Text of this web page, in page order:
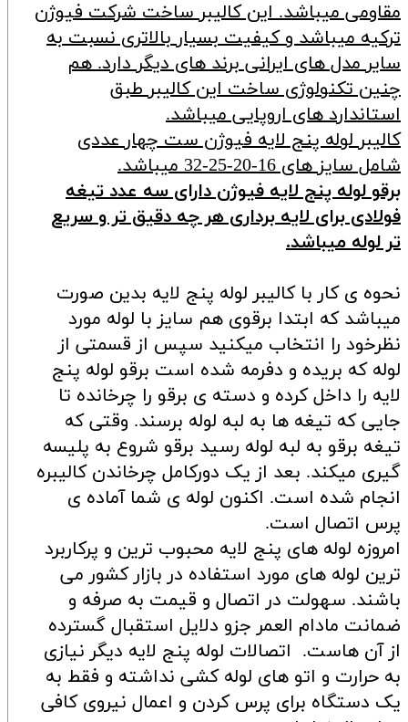
مقاومی میباشد. این کالیبر ساخت شرکت فیوژن
ترکیه میباشد و کیفیت بسیار بالاتری نسبت به
سایر مدل های ایرانی برند های دیگر دارد. هم
چنین تکنولوژی ساخت این کالیبر طبق
استاندارد های اروپایی میباشد.
کالیبر لوله پنج لایه فیوژن ست چهار عددی
شامل سایز های 16-20-25-32 میباشد.
برقو لوله پنج لایه فیوژن دارای سه عدد تیغه
فولادی برای لایه برداری هر چه دقیق تر و سریع
تر لوله میباشد.
نحوه ی کار با کالیبر لوله پنج لایه بدین صورت
میباشد که ابتدا برقوی هم سایز با لوله مورد
نظرخود را انتخاب میکنید سپس از قسمتی از
لوله که بریده و دفرمه شده است برقو لوله پنج
لایه را داخل کرده و دسته ی برقو را چرخانده تا
جایی که تیغه ها به لبه لوله برسند. وقتی که
تیغه برقو به لبه لوله رسید برقو شروع به پلیسه
گیری میکند. بعد از یک دورکامل چرخاندن کالیبره
انجام شده است. اکنون لوله ی شما آماده ی
پرس اتصال است.
امروزه لوله های پنج لایه محبوب ترین و پرکاربرد
ترین لوله های مورد استفاده در بازار کشور می
باشند. سهولت در اتصال و قیمت به صرفه و
ضمانت مادام العمر جزو دلایل استقبال گسترده
از آن هاست. اتصالات لوله پنج لایه دیگر نیازی
به حرارت و اتو های لوله کشی نداشته و فقط به
یک دستگاه برای پرس کردن و اعمال نیروی کافی